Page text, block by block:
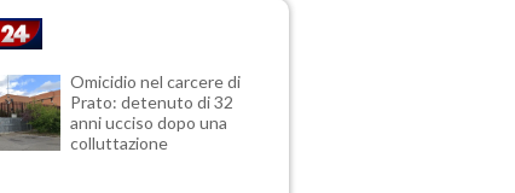
Omicidio nel carcere di
Prato: detenuto di 32
anni ucciso dopo una
colluttazione